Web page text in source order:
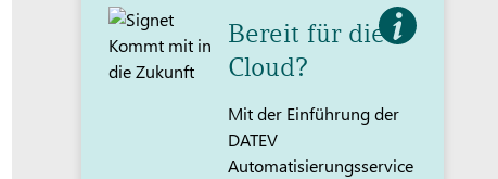
Bereit für die
Cloud?
Mit der Einführung der
DATEV
Automatisierungsservice